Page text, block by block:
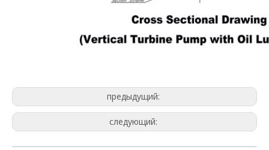
предыдущий:
следующий: